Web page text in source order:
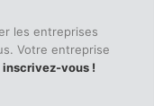
les entreprises
Votre entreprise
inscrivez-vous !